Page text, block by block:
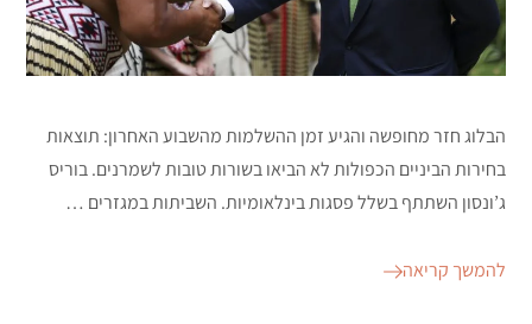
הבלוג חזר מחופשה והגיע זמן ההשלמות מהשבוע האחרון: תוצאות
בחירות הביניים הכפולות לא הביאו בשורות טובות לשמרנים. בוריס
ג’ונסון השתתף בשלל פסגות בינלאומיות. השביתות במגזרים …
להמשך קריאה